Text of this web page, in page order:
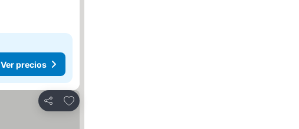
Ver precios
Compartir
Agregar a favoritos